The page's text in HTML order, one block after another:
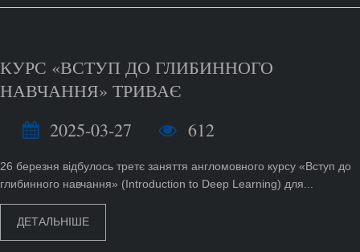
КУРС «ВСТУП ДО ГЛИБИННОГО
НАВЧАННЯ» ТРИВАЄ
2025-03-27
612
26 березня відбулось третє заняття англомовного курсу «Вступ до
глибинного навчання» (Introduction to Deep Learning) для...
ДЕТАЛЬНІШЕ